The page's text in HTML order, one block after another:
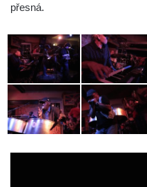
přesná.